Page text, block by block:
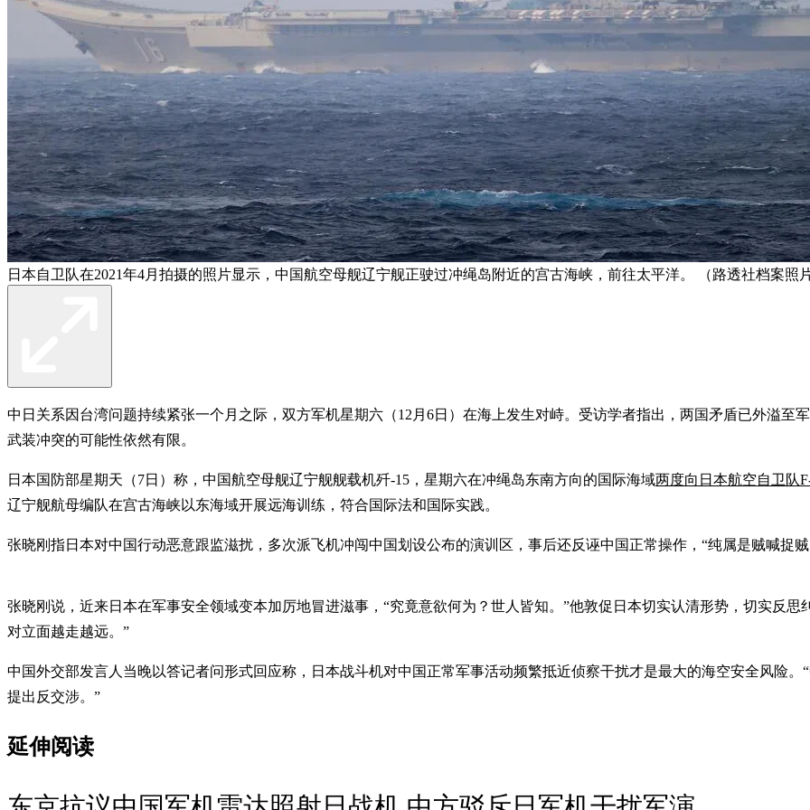
日本自卫队在2021年4月拍摄的照片​​显示，中国航空母舰辽宁舰正驶过冲绳岛附近的宫古海峡，前往太平洋。 （路透社档案照
中日关系因台湾问题持续紧张一个月之际，双方军机星期六（12月6日）在海上发生对峙。受访学者指出，两国矛盾已外溢至
武装冲突的可能性依然有限。
日本国防部星期天（7日）称，中国航空母舰辽宁舰舰载机歼-15，星期六在冲绳岛东南方向的国际海域两度向日本航空自卫队
辽宁舰航母编队在宫古海峡以东海域开展远海训练，符合国际法和国际实践。
张晓刚指日本对中国行动恶意跟监滋扰，多次派飞机冲闯中国划设公布的演训区，事后还反诬中国正常操作，“纯属是贼喊捉
张晓刚说，近来日本在军事安全领域变本加厉地冒进滋事，“究竟意欲何为？世人皆知。”他敦促日本切实认清形势，切实反
对立面越走越远。”
中国外交部发言人当晚以答记者问形式回应称，日本战斗机对中国正常军事活动频繁抵近侦察干扰才是最大的海空安全风险
提出反交涉。”
延伸阅读